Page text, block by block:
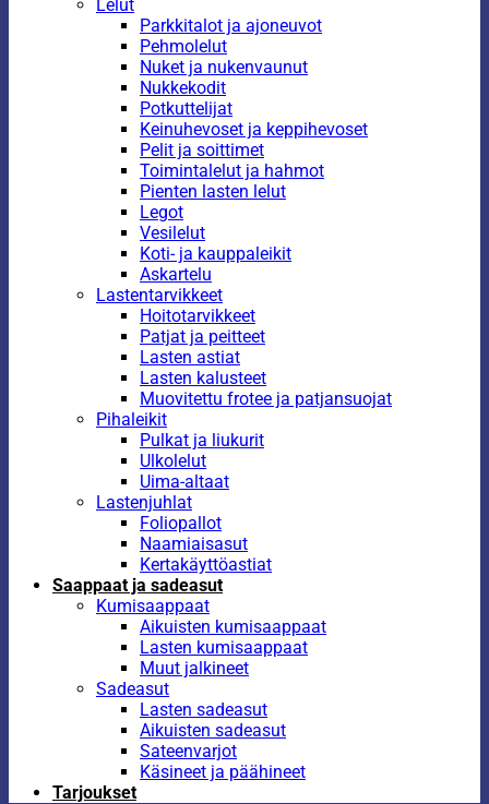
Lelut
Parkkitalot ja ajoneuvot
Pehmolelut
Nuket ja nukenvaunut
Nukkekodit
Potkuttelijat
Keinuhevoset ja keppihevoset
Pelit ja soittimet
Toimintalelut ja hahmot
Pienten lasten lelut
Legot
Vesilelut
Koti- ja kauppaleikit
Askartelu
Lastentarvikkeet
Hoitotarvikkeet
Patjat ja peitteet
Lasten astiat
Lasten kalusteet
Muovitettu frotee ja patjansuojat
Pihaleikit
Pulkat ja liukurit
Ulkolelut
Uima-altaat
Lastenjuhlat
Foliopallot
Naamiaisasut
Kertakäyttöastiat
Saappaat ja sadeasut
Kumisaappaat
Aikuisten kumisaappaat
Lasten kumisaappaat
Muut jalkineet
Sadeasut
Lasten sadeasut
Aikuisten sadeasut
Sateenvarjot
Käsineet ja päähineet
Tarjoukset